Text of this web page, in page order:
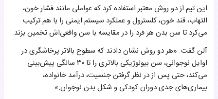
این تیم از دو روش معتبر استفاده کرد که عواملی مانند فشار خون،
التهاب، قند خون، کلسترول و عملکرد سیستم ایمنی را با هم ترکیب
می‌کرد تا سن بدن هر فرد را در مقایسه با سن واقعی‌اش تخمین بزند.
آلن گفت: «هر دو روش نشان دادند که سطوح بالاتر پرخاشگری در
اوایل نوجوانی، سن بیولوژیکی بالاتری را تا ۳۰ سالگی پیش‌بینی
می‌کند، حتی پس از در نظر گرفتن جنسیت، درآمد خانواده،
بیماری‌های جدی دوران کودکی و شکل بدن نوجوان.»